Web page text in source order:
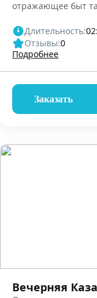
отражающее быт
Длительность:
Отзывы:0
Подробнее
Заказать
Вечерняя